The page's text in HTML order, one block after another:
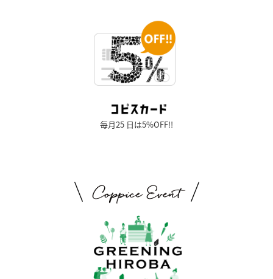
毎月25 日は5%OFF!!